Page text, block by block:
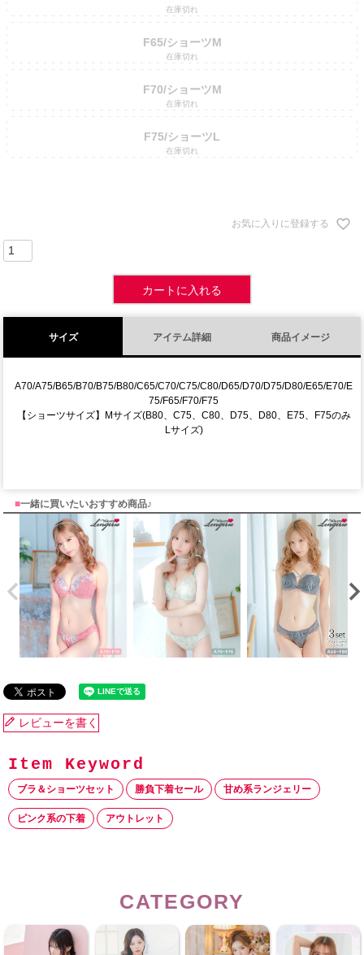
在庫切れ
F65/ショーツM
在庫切れ
F70/ショーツM
在庫切れ
F75/ショーツL
在庫切れ
お気に入りに登録する
カートに入れる
サイズ アイテム詳細 商品イメージ
A70/A75/B65/B70/B75/B80/C65/C70/C75/C80/D65/D70/D75/D80/E65/E70/E
75/F65/F70/F75
【ショーツサイズ】Mサイズ(B80、C75、C80、D75、D80、E75、F75のみ
Lサイズ)
■一緒に買いたいおすすめ商品♪
レビューを書く
ブラ＆ショーツセット 勝負下着セール 甘め系ランジェリー
ピンク系の下着 アウトレット
CATEGORY